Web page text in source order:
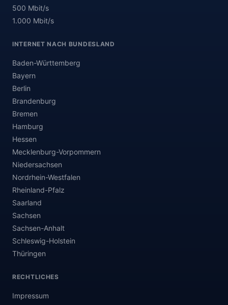
500 Mbit/s
1.000 Mbit/s
INTERNET NACH BUNDESLAND
Baden-Württemberg
Bayern
Berlin
Brandenburg
Bremen
Hamburg
Hessen
Mecklenburg-Vorpommern
Niedersachsen
Nordrhein-Westfalen
Rheinland-Pfalz
Saarland
Sachsen
Sachsen-Anhalt
Schleswig-Holstein
Thüringen
RECHTLICHES
Impressum